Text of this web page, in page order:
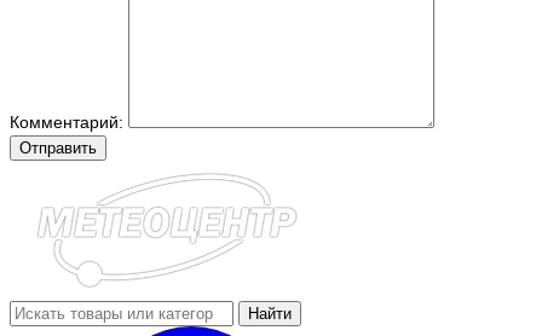
Комментарий:
Отправить
Найти